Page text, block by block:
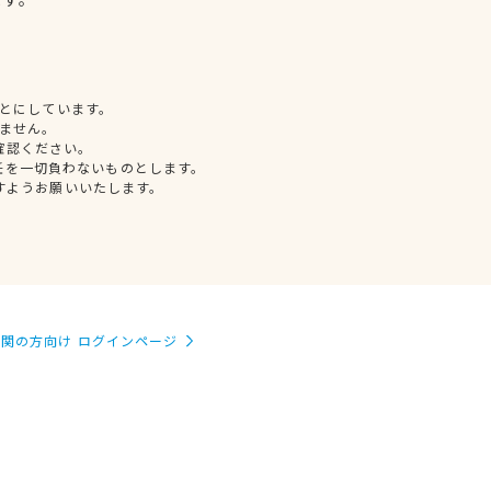
しています。
せん。
ください。
一切負わないものとします。
うお願いいたします。
の方向け ログインページ